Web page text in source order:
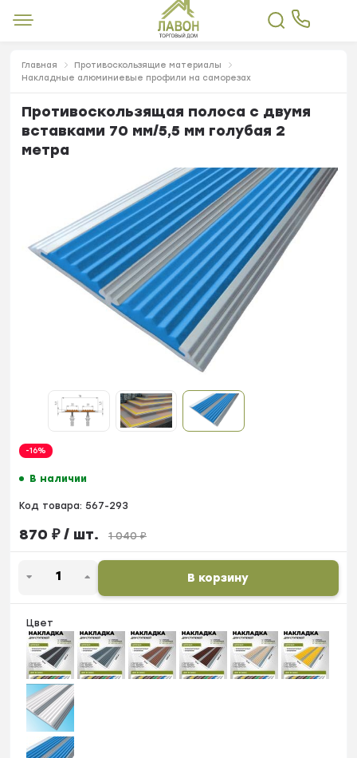
Главная
Противоскользящие материалы
Накладные алюминиевые профили на саморезах
Противоскользящая полоса с двумя
вставками 70 мм/5,5 мм голубая 2
метра
-16%
В наличии
Код товара: 567-293
870 ₽/ шт. 1 040₽
В корзину
Цвет